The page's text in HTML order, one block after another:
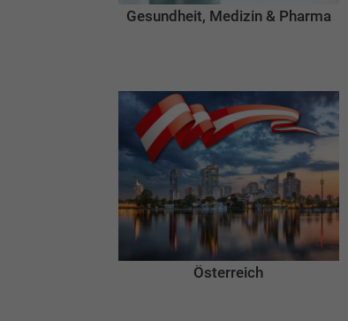
Gesundheit, Medizin & Pharma
Österreich